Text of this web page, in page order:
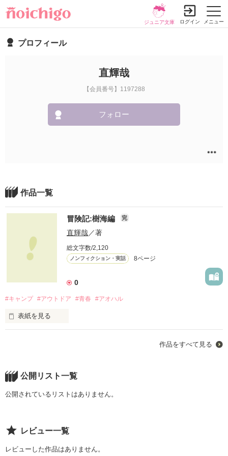
メニュー
ジュニア文庫 ログイン
プロフィール
直輝哉
【会員番号】1197288
フォロー
作品一覧
冒険記:樹海編 完
直輝哉／著
総文字数/2,120
ノンフィクション・実話 8ページ
0
#キャンプ #アウトドア #青春 #アオハル
表紙を見る
作品をすべて見る
公開リスト一覧
公開されているリストはありません。
レビュー一覧
レビューした作品はありません。